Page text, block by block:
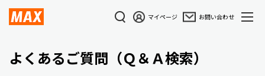
マイページ お問い合わせ
よくあるご質問（Ｑ＆Ａ検索）